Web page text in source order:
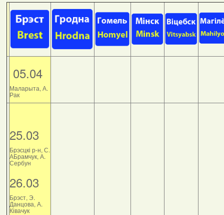
05.04
Маларыта, А.
Рак
25.03
Брэсцкі р-н, С.
АБрамчук, А.
Сербун
26.03
Брэст, Э.
Данцова, А.
Ківачук